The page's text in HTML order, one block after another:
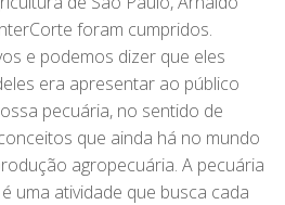
foram cumpridos.
e podemos dizer que eles
era apresentar ao público
pecuária, no sentido de
que ainda há no mundo
agropecuária. A pecuária
uma atividade que busca cada